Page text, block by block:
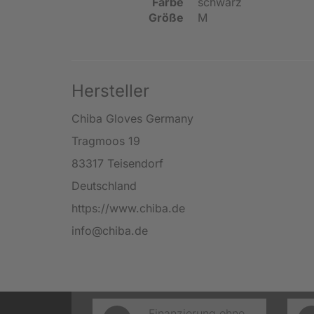
Größe
M
Hersteller
Chiba Gloves Germany
Tragmoos 19
83317 Teisendorf
Deutschland
https://www.chiba.de
info@chiba.de